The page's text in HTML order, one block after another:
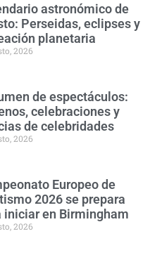
astronómico de
Perseidas, eclipses y
planetaria
2026
de espectáculos:
celebraciones y
de celebridades
2026
Europeo de
2026 se prepara
iniciar en Birmingham
2026